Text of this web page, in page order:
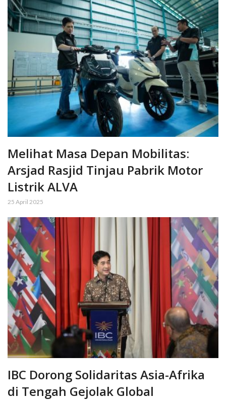
Melihat Masa Depan Mobilitas:
Arsjad Rasjid Tinjau Pabrik Motor
Listrik ALVA
25 April 2025
IBC Dorong Solidaritas Asia-Afrika
di Tengah Gejolak Global